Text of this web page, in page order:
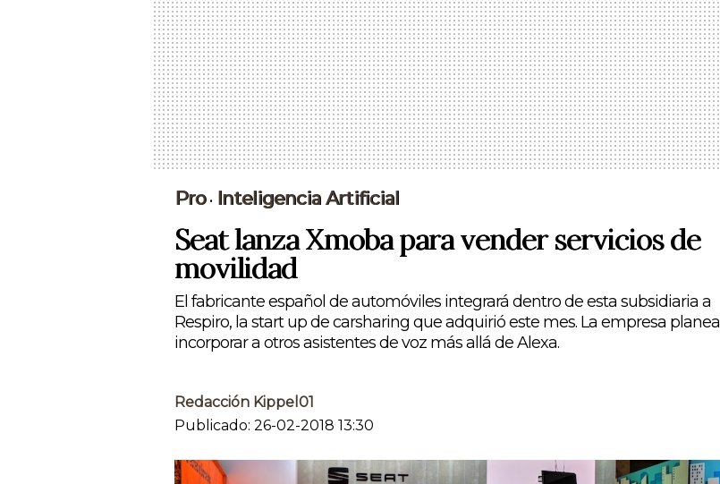
Pro• Inteligencia Artificial
Seat lanza Xmoba para vender servicios de
movilidad
El fabricante español de automóviles integrará dentro de esta subsidiaria a
Respiro, la start up de carsharing que adquirió este mes. La empresa planea
incorporar a otros asistentes de voz más allá de Alexa.
Redacción Kippel01
Publicado: 26-02-2018 13:30